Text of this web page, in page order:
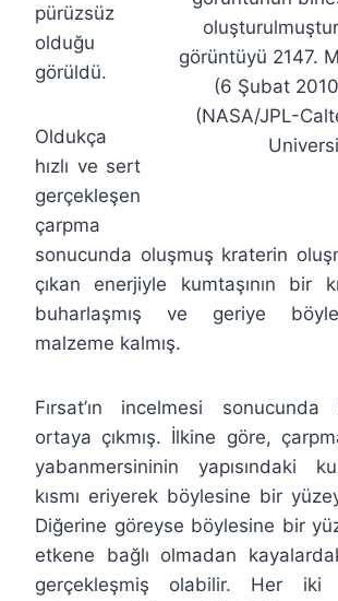
görüntüyü 2147.
(6 Şubat
(NASA/JPL-
pürüzsüz
olduğu
görüldü.
Oldukça
hızlı ve sert
gerçekleşen
çarpma
sonucunda oluşmuş kraterin
çıkan enerjiyle kumtaşının bir
buharlaşmış ve geriye
malzeme kalmış.
Fırsat’ın incelmesi sonucunda
ortaya çıkmış. İlkine göre,
yabanmersininin yapısındaki
kısmı eriyerek böylesine bir
Diğerine göreyse böylesine bir
etkene bağlı olmadan
gerçekleşmiş olabilir. Her iki